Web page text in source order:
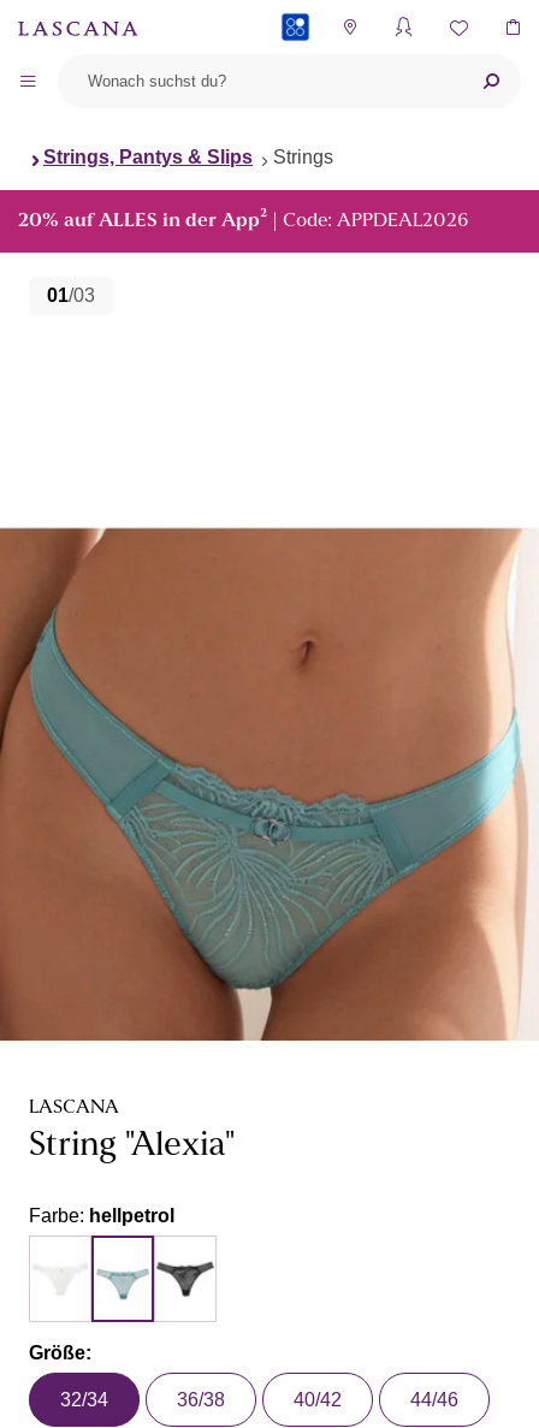
Strings, Pantys & Slips Strings
20% auf ALLES in der App² | Code: APPDEAL2026
01/03
LASCANA
String "Alexia"
Farbe: hellpetrol
Größe:
32/34 36/38 40/42 44/46